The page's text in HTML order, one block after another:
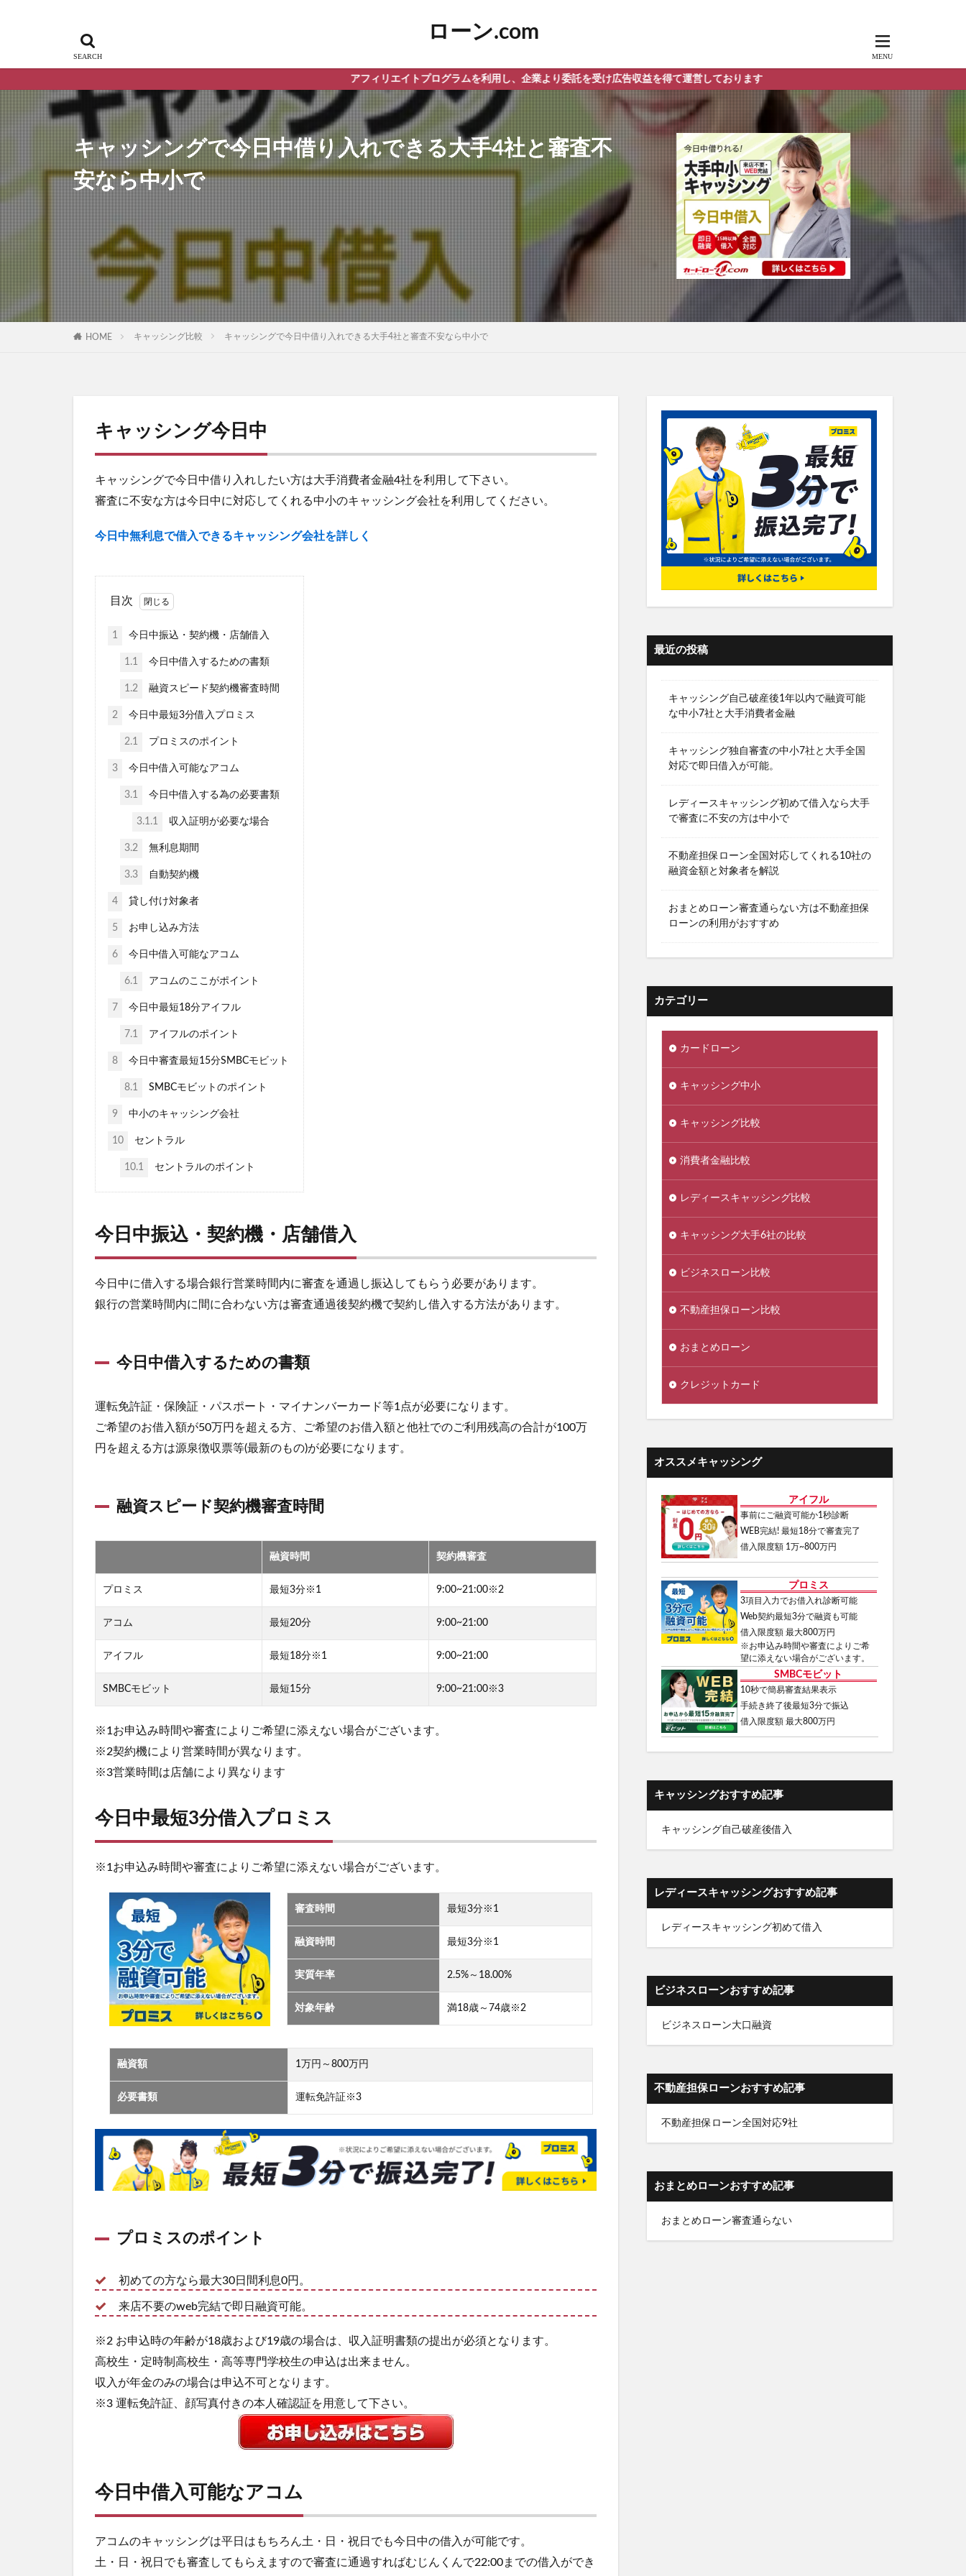
ローン.com
アフィリエイトプログラムを利用し、企業より委託を受け広告収益を得て運営しております
キャッシングで今日中借り入れできる大手4社と審査不
安なら中小で
HOME キャッシング比較 キャッシングで今日中借り入れできる大手4社と審査不安なら中小で
キャッシング今日中
キャッシングで今日中借り入れしたい方は大手消費者金融4社を利用して下さい。
審査に不安な方は今日中に対応してくれる中小のキャッシング会社を利用してください。
今日中無利息で借入できるキャッシング会社を詳しく
目次
1 今日中振込・契約機・店舗借入
1.1 今日中借入するための書類
1.2 融資スピード契約機審査時間
2 今日中最短3分借入プロミス
2.1 プロミスのポイント
3 今日中借入可能なアコム
3.1 今日中借入する為の必要書類
3.1.1 収入証明が必要な場合
3.2 無利息期間
3.3 自動契約機
4 貸し付け対象者
5 お申し込み方法
6 今日中借入可能なアコム
6.1 アコムのここがポイント
7 今日中最短18分アイフル
7.1 アイフルのポイント
8 今日中審査最短15分SMBCモビット
8.1 SMBCモビットのポイント
9 中小のキャッシング会社
10 セントラル
10.1 セントラルのポイント
今日中振込・契約機・店舗借入
今日中に借入する場合銀行営業時間内に審査を通過し振込してもらう必要があります。
銀行の営業時間内に間に合わない方は審査通過後契約機で契約し借入する方法があります。
今日中借入するための書類
運転免許証・保険証・パスポート・マイナンバーカード等1点が必要になります。
ご希望のお借入額が50万円を超える方、ご希望のお借入額と他社でのご利用残高の合計が100万
円を超える方は源泉徴収票等(最新のもの)が必要になります。
融資スピード契約機審査時間
融資時間 契約機審査
プロミス 最短3分※1 9:00~21:00※2
アコム 最短20分 9:00~21:00
アイフル 最短18分※1 9:00~21:00
SMBCモビット 最短15分 9:00~21:00※3
※1お申込み時間や審査によりご希望に添えない場合がございます。
※2契約機により営業時間が異なります。
※3営業時間は店舗により異なります
今日中最短3分借入プロミス
※1お申込み時間や審査によりご希望に添えない場合がございます。
審査時間 最短3分※1
融資時間 最短3分※1
実質年率 2.5%～18.00%
対象年齢 満18歳～74歳※2
融資額 1万円～800万円
必要書類 運転免許証※3
プロミスのポイント
初めての方なら最大30日間利息0円。
来店不要のweb完結で即日融資可能。
※2 お申込時の年齢が18歳および19歳の場合は、収入証明書類の提出が必須となります。
高校生・定時制高校生・高等専門学校生の申込は出来ません。
収入が年金のみの場合は申込不可となります。
※3 運転免許証、顔写真付きの本人確認証を用意して下さい。
今日中借入可能なアコム
アコムのキャッシングは平日はもちろん土・日・祝日でも今日中の借入が可能です。
土・日・祝日でも審査してもらえますので審査に通過すればむじんくんで22:00までの借入ができ
最近の投稿
キャッシング自己破産後1年以内で融資可能
な中小7社と大手消費者金融
キャッシング独自審査の中小7社と大手全国
対応で即日借入が可能。
レディースキャッシング初めて借入なら大手
で審査に不安の方は中小で
不動産担保ローン全国対応してくれる10社の
融資金額と対象者を解説
おまとめローン審査通らない方は不動産担保
ローンの利用がおすすめ
カテゴリー
カードローン
キャッシング中小
キャッシング比較
消費者金融比較
レディースキャッシング比較
キャッシング大手6社の比較
ビジネスローン比較
不動産担保ローン比較
おまとめローン
クレジットカード
オススメキャッシング
アイフル
事前にご融資可能か1秒診断
WEB完結! 最短18分で審査完了
借入限度額 1万~800万円
プロミス
3項目入力でお借入れ診断可能
Web契約最短3分で融資も可能
借入限度額 最大800万円
※お申込み時間や審査によりご希
望に添えない場合がございます。
SMBCモビット
10秒で簡易審査結果表示
手続き終了後最短3分で振込
借入限度額 最大800万円
キャッシングおすすめ記事
キャッシング自己破産後借入
レディースキャッシングおすすめ記事
レディースキャッシング初めて借入
ビジネスローンおすすめ記事
ビジネスローン大口融資
不動産担保ローンおすすめ記事
不動産担保ローン全国対応9社
おまとめローンおすすめ記事
おまとめローン審査通らない